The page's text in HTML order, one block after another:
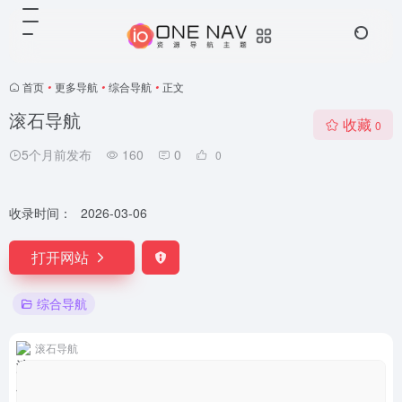
首页 • 更多导航 • 综合导航 • 正文
滚石导航
5个月前发布 160 0 0
收藏 0
收录时间： 2026-03-06
打开网站
综合导航
滚石导航